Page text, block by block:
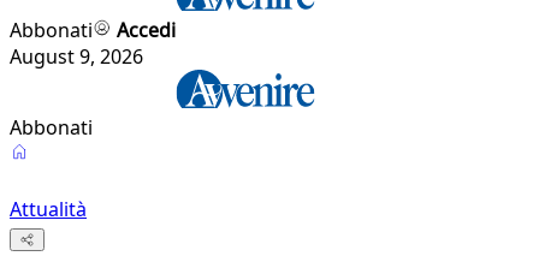
Abbonati
Accedi
August 9, 2026
Abbonati
Attualità